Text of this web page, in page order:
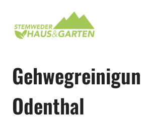
springen
Odenthal